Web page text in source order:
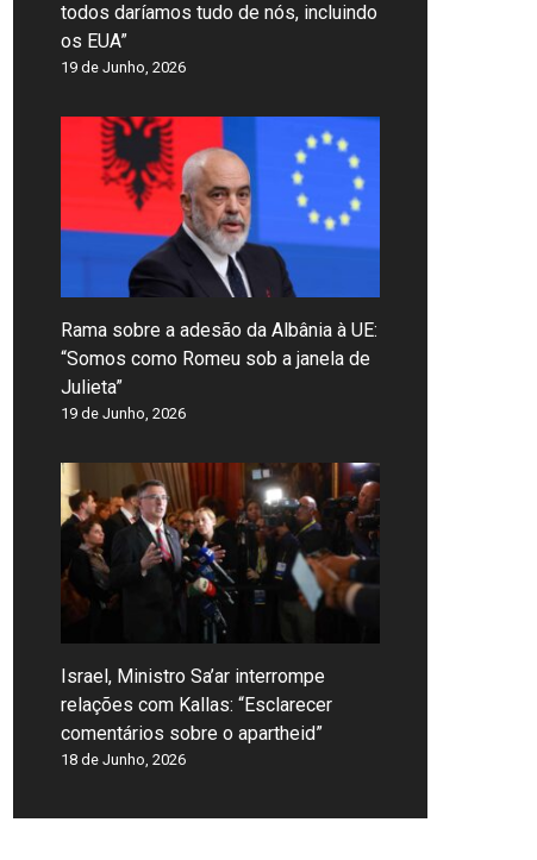
todos daríamos tudo de nós, incluindo
os EUA”
19 de Junho, 2026
Rama sobre a adesão da Albânia à UE:
“Somos como Romeu sob a janela de
Julieta”
19 de Junho, 2026
Israel, Ministro Sa’ar interrompe
relações com Kallas: “Esclarecer
comentários sobre o apartheid”
18 de Junho, 2026